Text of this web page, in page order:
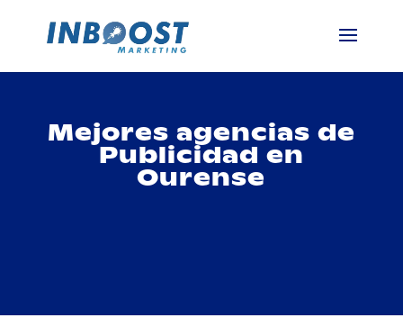
Mejores agencias de
Publicidad en
Ourense